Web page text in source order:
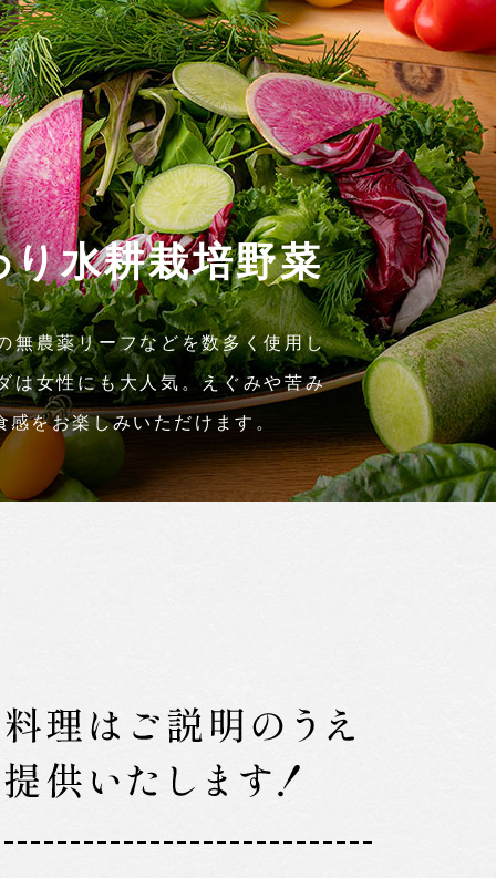
水耕栽培野菜
無農薬リーフなどを数多く使用し
は女性にも大人気。えぐみや苦み
をお楽しみいただけます。